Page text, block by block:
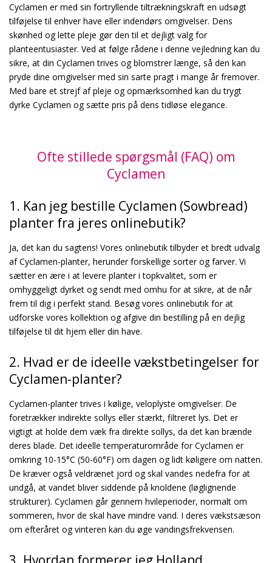
Cyclamen er med sin fortryllende tiltrækningskraft en udsøgt
tilføjelse til enhver have eller indendørs omgivelser. Dens
skønhed og lette pleje gør den til et dejligt valg for
planteentusiaster. Ved at følge rådene i denne vejledning kan du
sikre, at din Cyclamen trives og blomstrer længe, så den kan
pryde dine omgivelser med sin sarte pragt i mange år fremover.
Med bare et strejf af pleje og opmærksomhed kan du trygt
dyrke Cyclamen og sætte pris på dens tidløse elegance.
Ofte stillede spørgsmål (FAQ) om
Cyclamen
1. Kan jeg bestille Cyclamen (Sowbread)
planter fra jeres onlinebutik?
Ja, det kan du sagtens! Vores onlinebutik tilbyder et bredt udvalg
af Cyclamen-planter, herunder forskellige sorter og farver. Vi
sætter en ære i at levere planter i topkvalitet, som er
omhyggeligt dyrket og sendt med omhu for at sikre, at de når
frem til dig i perfekt stand. Besøg vores onlinebutik for at
udforske vores kollektion og afgive din bestilling på en dejlig
tilføjelse til dit hjem eller din have.
2. Hvad er de ideelle vækstbetingelser for
Cyclamen-planter?
Cyclamen-planter trives i kølige, veloplyste omgivelser. De
foretrækker indirekte sollys eller stærkt, filtreret lys. Det er
vigtigt at holde dem væk fra direkte sollys, da det kan brænde
deres blade. Det ideelle temperaturområde for Cyclamen er
omkring 10-15°C (50-60°F) om dagen og lidt køligere om natten.
De kræver også veldrænet jord og skal vandes nedefra for at
undgå, at vandet bliver siddende på knoldene (løglignende
strukturer). Cyclamen går gennem hvileperioder, normalt om
sommeren, hvor de skal have mindre vand. I deres vækstsæson
om efteråret og vinteren kan du øge vandingsfrekvensen.